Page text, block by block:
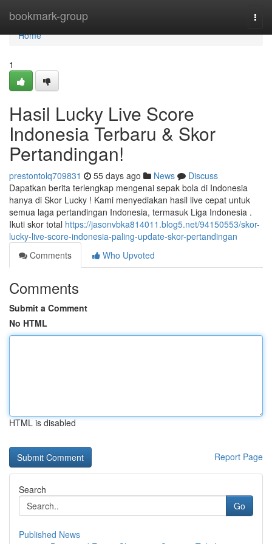
bookmark-group
Home
Home
1
Hasil Lucky Live Score
Indonesia Terbaru & Skor
Pertandingan!
prestontolq709831 55 days ago News
Discuss
Dapatkan berita terlengkap mengenai sepak bola di Indonesia
hanya di Skor Lucky ! Kami menyediakan hasil live cepat untuk
semua laga pertandingan Indonesia, termasuk Liga Indonesia .
Ikuti skor total https://jasonvbka814011.blog5.net/94150553/skor-
lucky-live-score-indonesia-paling-update-skor-pertandingan
Comments
Who Upvoted
Comments
Submit a Comment
No HTML
HTML is disabled
Report Page
Search
Go
Published News